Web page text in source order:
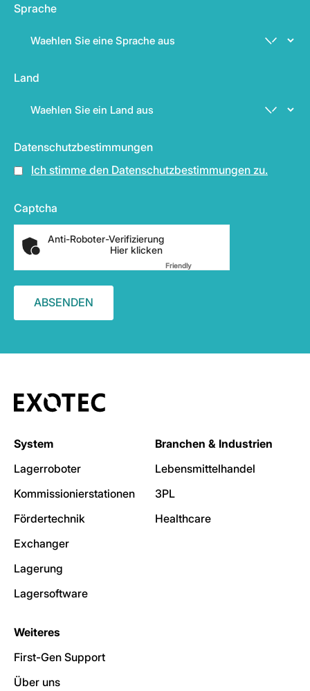
Sprache
Land
Datenschutzbestimmungen
Ich stimme den Datenschutzbestimmungen zu.
Captcha
Anti-Roboter-Verifizierung
Hier klicken
FriendlyCaptcha ⇗
System
Lagerroboter
Kommissionierstationen
Fördertechnik
Exchanger
Lagerung
Lagersoftware
Branchen & Industrien
Lebensmittelhandel
3PL
Healthcare
Weiteres
First-Gen Support
Über uns